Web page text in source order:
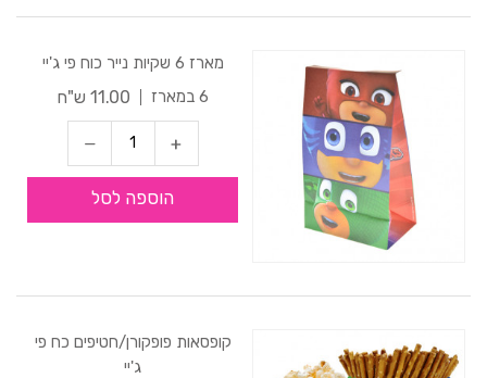
מארז 6 שקיות נייר כוח פי ג'יי
6 במארז
11.00 ש"ח
הוספה לסל
קופסאות פופקורן/חטיפים כח פי
ג'יי